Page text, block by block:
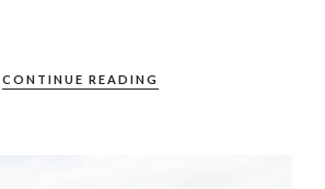
CONTINUE READING